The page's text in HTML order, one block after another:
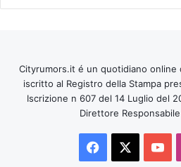
Cityrumors.it é un quotidiano online
iscritto al Registro della Stampa
Iscrizione n 607 del 14 Luglio del
Direttore
Facebook